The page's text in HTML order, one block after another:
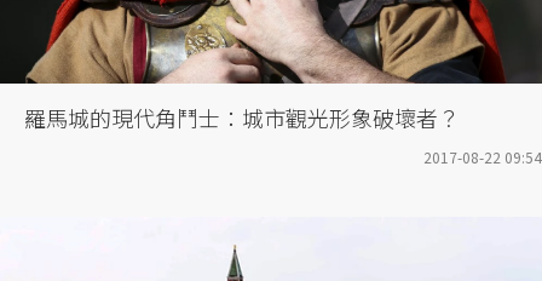
羅馬城的現代角鬥士：城市觀光形象破壞者？
2017-08-22 09:54